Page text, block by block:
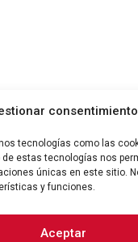
consentimiento
tecnologías como las
estas tecnologías nos
únicas en este sitio.
y funciones.
Aceptar